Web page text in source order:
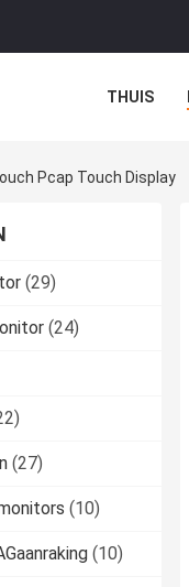
THUIS
Pcap Touch Display
(29)
(24)
(27)
(10)
(10)